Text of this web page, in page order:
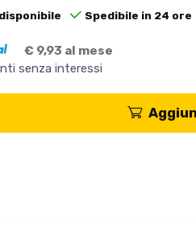
Spedibile in 24 ore
€ 9,93 al mese
senza interessi